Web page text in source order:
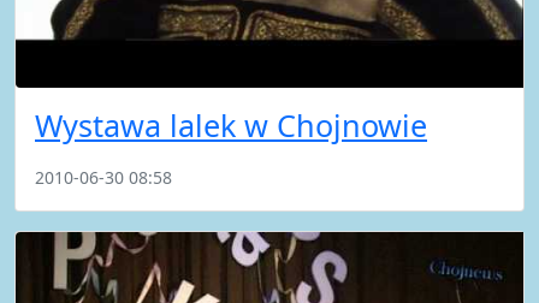
Wystawa lalek w Chojnowie
2010-06-30 08:58